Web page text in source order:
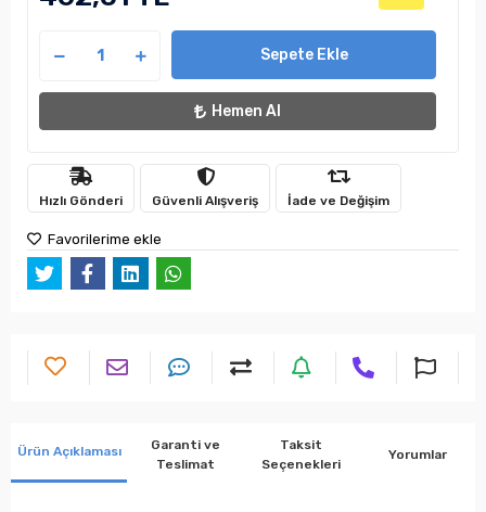
Sepete Ekle
Hemen Al
Hızlı Gönderi Güvenli Alışveriş İade ve Değişim
Favorilerime ekle
Ürün Açıklaması
Garanti ve
Teslimat
Taksit
Seçenekleri
Yorumlar